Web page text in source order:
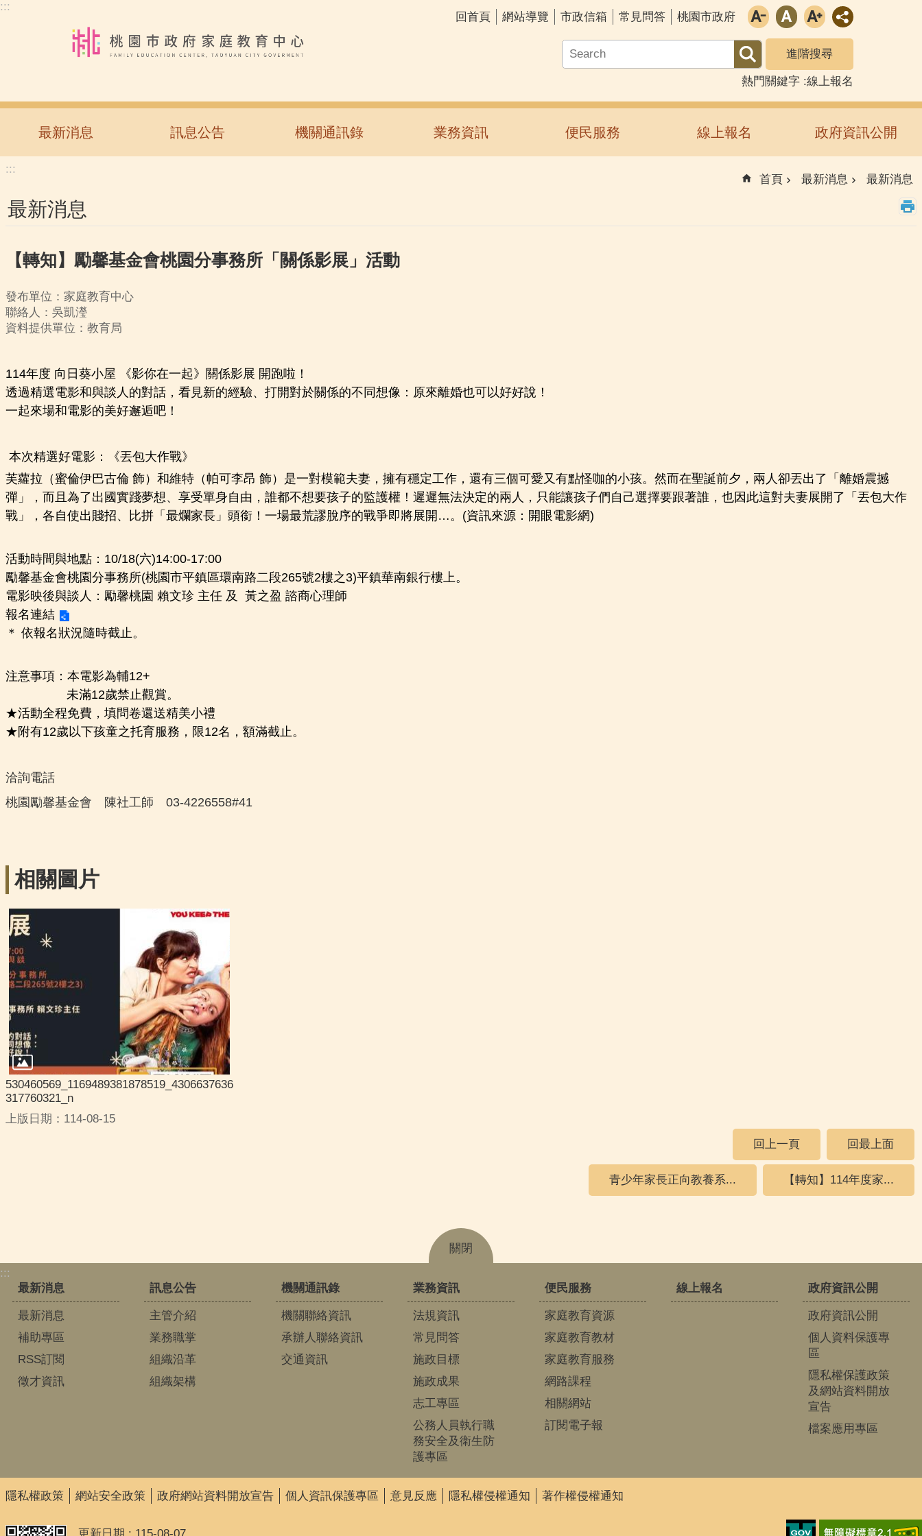
跳到主要內容區塊
:::
回首頁 網站導覽 市政信箱 常見問答 桃園市政府
進階搜尋
熱門關鍵字 線上報名
最新消息 訊息公告 機關通訊錄 業務資訊 便民服務 線上報名 政府資訊公開
:::
首頁 最新消息 最新消息
最新消息
【轉知】勵馨基金會桃園分事務所「關係影展」活動
發布單位：家庭教育中心
聯絡人：吳凱瀅
資料提供單位：教育局
114年度 向日葵小屋 《影你在一起》關係影展 開跑啦！
透過精選電影和與談人的對話，看見新的經驗、打開對於關係的不同想像：原來離婚也可以好好說！
一起來場和電影的美好邂逅吧！
本次精選好電影：《丟包大作戰》
芙蘿拉（蜜倫伊巴古倫 飾）和維特（帕可李昂 飾）是一對模範夫妻，擁有穩定工作，還有三個可愛又有點怪咖的小孩。然而在聖誕前夕，兩人卻丟出了「離婚震撼
彈」，而且為了出國實踐夢想、享受單身自由，誰都不想要孩子的監護權！遲遲無法決定的兩人，只能讓孩子們自己選擇要跟著誰，也因此這對夫妻展開了「丟包大作
戰」，各自使出賤招、比拼「最爛家長」頭銜！一場最荒謬脫序的戰爭即將展開…。(資訊來源：開眼電影網)
活動時間與地點：10/18(六)14:00-17:00
勵馨基金會桃園分事務所(桃園市平鎮區環南路二段265號2樓之3)平鎮華南銀行樓上。
電影映後與談人：勵馨桃園 賴文珍 主任 及 黃之盈 諮商心理師
報名連結
＊ 依報名狀況隨時截止。
注意事項：本電影為輔12+
未滿12歲禁止觀賞。
★活動全程免費，填問卷還送精美小禮
★附有12歲以下孩童之托育服務，限12名，額滿截止。
洽詢電話
桃園勵馨基金會 陳社工師 03-4226558#41
相關圖片
530460569_1169489381878519_4306637636
317760321_n
上版日期：114-08-15
回上一頁
回最上面
青少年家長正向教養系... 【轉知】114年度家...
關閉
:::
最新消息
最新消息
補助專區
RSS訂閱
徵才資訊
訊息公告
主管介紹
業務職掌
組織沿革
組織架構
機關通訊錄
機關聯絡資訊
承辦人聯絡資訊
交通資訊
業務資訊
法規資訊
常見問答
施政目標
施政成果
志工專區
公務人員執行職
務安全及衛生防
護專區
便民服務
家庭教育資源
家庭教育教材
家庭教育服務
網路課程
相關網站
訂閱電子報
線上報名 政府資訊公開
政府資訊公開
個人資料保護專
區
隱私權保護政策
及網站資料開放
宣告
檔案應用專區
隱私權政策 網站安全政策 政府網站資料開放宣告 個人資訊保護專區 意見反應 隱私權侵權通知 著作權侵權通知